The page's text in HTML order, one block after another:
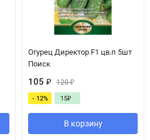
Огурец Директор F1 цв.п 5шт
Поиск
105 ₽ 120₽
- 12% 15₽
В корзину